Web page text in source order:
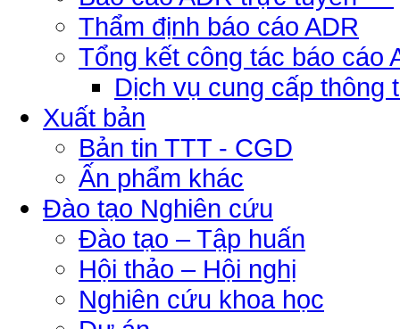
Thẩm định báo cáo ADR
Tổng kết công tác báo cáo
Dịch vụ cung cấp thông
Xuất bản
Bản tin TTT - CGD
Ấn phẩm khác
Đào tạo Nghiên cứu
Đào tạo – Tập huấn
Hội thảo – Hội nghị
Nghiên cứu khoa học